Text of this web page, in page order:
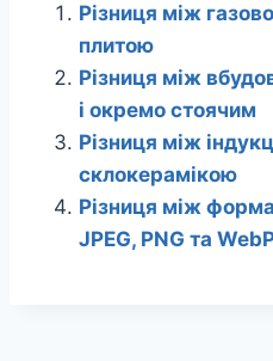
Різниця між
плитою
Різниця між
і окремо стоячим
Різниця між
склокерамікою
Різниця між
JPEG, PNG та